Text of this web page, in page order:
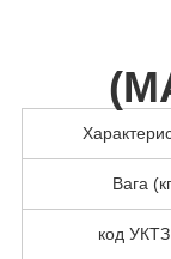
(
Вага
код